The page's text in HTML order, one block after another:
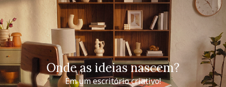
Onde as ideias nascem?
Em um escritório criativo!